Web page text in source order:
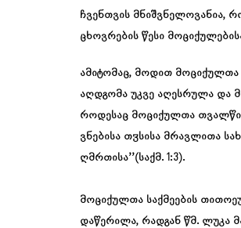
ჩვენთვის მნიშვნელოვანია,
ცხოვრების წესი
ამიტომაც, მოდით მოციქულთა
აღდგომა უკვე აღესრულა და
როდესაც მოციქულთა
ვნებისა თჳსისა მრავლითა
ღმრთისა’’(საქმ. 1:3).
მოციქულთა საქმეების
დაწერილა, რადგან წმ. ლუკა